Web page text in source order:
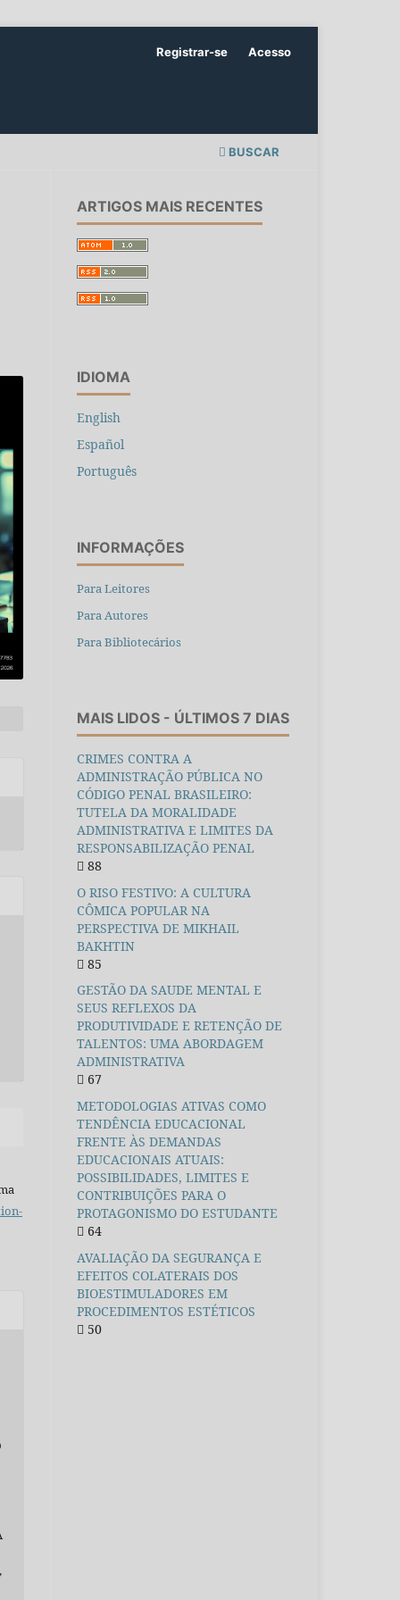
BUSCAR
Registrar-se Acesso
,
ARTIGOS MAIS RECENTES
IDIOMA
English
Español
Português
INFORMAÇÕES
Para Leitores
Para Autores
Para Bibliotecários
MAIS LIDOS - ÚLTIMOS 7 DIAS
CRIMES CONTRA A
ADMINISTRAÇÃO PÚBLICA NO
CÓDIGO PENAL BRASILEIRO:
TUTELA DA MORALIDADE
ADMINISTRATIVA E LIMITES DA
RESPONSABILIZAÇÃO PENAL
88
O RISO FESTIVO: A CULTURA
CÔMICA POPULAR NA
PERSPECTIVA DE MIKHAIL
BAKHTIN
85
GESTÃO DA SAUDE MENTAL E
SEUS REFLEXOS DA
PRODUTIVIDADE E RETENÇÃO DE
TALENTOS: UMA ABORDAGEM
ADMINISTRATIVA
67
METODOLOGIAS ATIVAS COMO
TENDÊNCIA EDUCACIONAL
FRENTE ÀS DEMANDAS
EDUCACIONAIS ATUAIS:
POSSIBILIDADES, LIMITES E
CONTRIBUIÇÕES PARA O
PROTAGONISMO DO ESTUDANTE
64
AVALIAÇÃO DA SEGURANÇA E
EFEITOS COLATERAIS DOS
BIOESTIMULADORES EM
PROCEDIMENTOS ESTÉTICOS
50